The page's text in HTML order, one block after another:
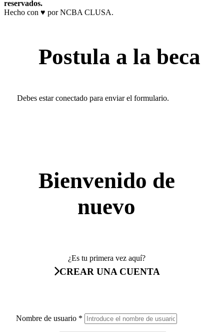
reservados.
Hecho con ♥ por NCBA CLUSA.
Postula a la beca
Debes estar conectado para enviar el formulario.
Bienvenido de
nuevo
¿Es tu primera vez aquí?
CREAR UNA CUENTA
Nombre de usuario *